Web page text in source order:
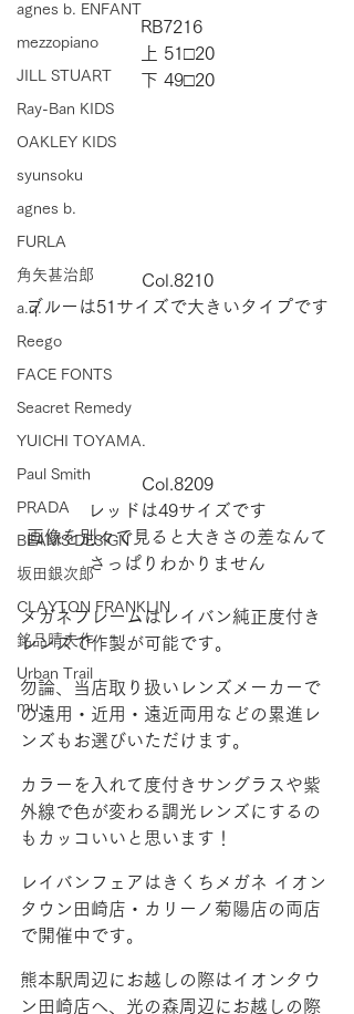
agnes b. ENFANT
mezzopiano
JILL STUART
Ray-Ban KIDS
OAKLEY KIDS
syunsoku
agnes b.
FURLA
角矢甚治郎
a.q.
Reego
FACE FONTS
Seacret Remedy
YUICHI TOYAMA.
Paul Smith
PRADA
BEAMS DESIGN
坂田銀次郎
CLAYTON FRANKLIN
銘品晴夫作
Urban Trail
mu
RB7216
上 51□20
下 49□20
Col.8210
ブルーは51サイズで大きいタイプです
Col.8209
レッドは49サイズです
画像を別々で見ると大きさの差なんて
さっぱりわかりません
メガネフレームはレイバン純正度付き
レンズで作製が可能です。
勿論、当店取り扱いレンズメーカーで
の遠用・近用・遠近両用などの累進レ
ンズもお選びいただけます。
カラーを入れて度付きサングラスや紫
外線で色が変わる調光レンズにするの
もカッコいいと思います！
レイバンフェアはきくちメガネ イオン
タウン田崎店・カリーノ菊陽店の両店
で開催中です。
熊本駅周辺にお越しの際はイオンタウ
ン田崎店へ、光の森周辺にお越しの際